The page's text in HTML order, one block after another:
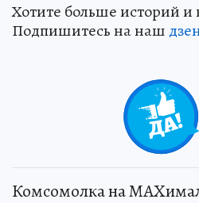
Хотите больше историй и
Подпишитесь на наш
Комсомолка на